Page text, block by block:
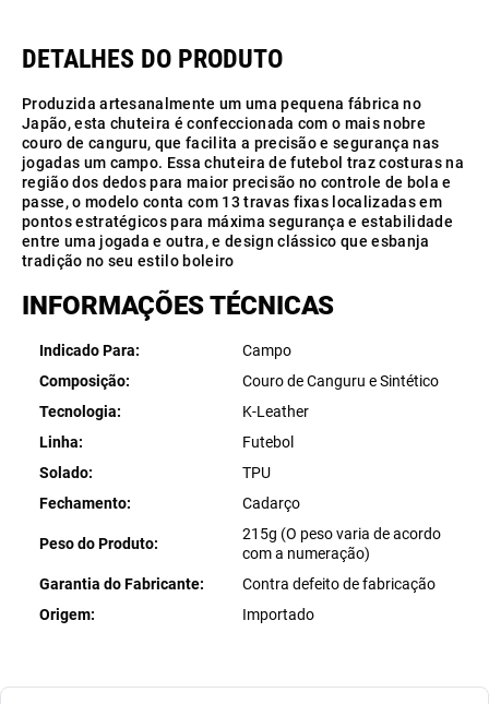
Produzida artesanalmente um uma pequena fábrica no
Japão, esta chuteira é confeccionada com o mais nobre
couro de canguru, que facilita a precisão e segurança nas
jogadas um campo. Essa chuteira de futebol traz costuras na
região dos dedos para maior precisão no controle de bola e
passe, o modelo conta com 13 travas fixas localizadas em
pontos estratégicos para máxima segurança e estabilidade
entre uma jogada e outra, e design clássico que esbanja
tradição no seu estilo boleiro
INFORMAÇÕES TÉCNICAS
Indicado Para
Campo
Composição
Couro de Canguru e Sintético
Tecnologia
K-Leather
Linha
Futebol
Solado
TPU
Fechamento
Cadarço
Peso do Produto
215g (O peso varia de acordo
com a numeração)
Garantia do Fabricante
Contra defeito de fabricação
Origem
Importado